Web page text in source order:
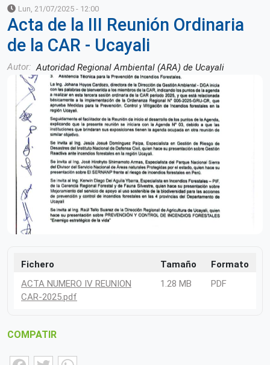
Lun, 21/07/2025 - 12:00
Acta de la III Reunión Ordinaria
de la CAR - Ucayali
Autor Autoridad Regional Ambiental (ARA) de Ucayali
Fichero Tamaño
Formato
ACTA NUMERO IV REUNION
CAR-2025.pdf
1.28 MB PDF
COMPATIR